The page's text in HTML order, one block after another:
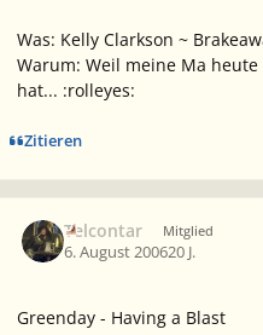
Was: Kelly Clarkson ~
Warum: Weil meine Ma
hat... :rolleyes:
Zitieren
Telcontar Mitglied
6. August 200620 J.
Greenday - Having a Blast